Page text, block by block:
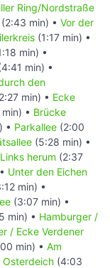
Ring/Nordstraße
(2:43 min) • Vor der
(1:17 min) •
min) •
min) •
den
min) • Ecke
• Brücke
• Parkallee (2:00
(5:28 min) •
Links herum (2:37
Unter den Eichen
min) •
(3:07 min) •
min) • Hamburger /
/ Ecke Verdener
min) • Am
Osterdeich (4:03